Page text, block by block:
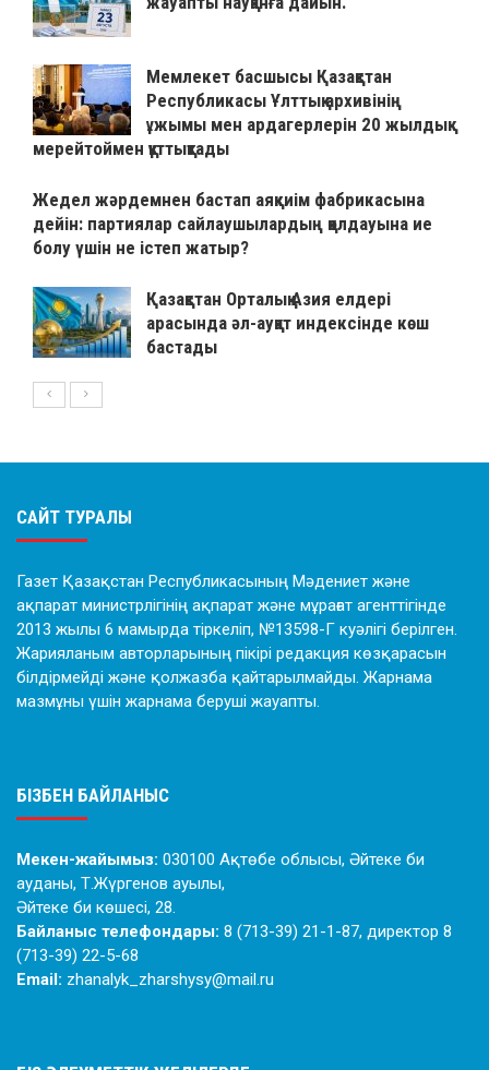
Мемлекет басшысы Қазақстан
Республикасы Ұлттық архивінің
ұжымы мен ардагерлерін 20 жылдық
мерейтоймен құттықтады
Жедел жәрдемнен бастап аяқкиім фабрикасына
дейін: партиялар сайлаушылардың қолдауына ие
болу үшін не істеп жатыр?
Қазақстан Орталық Азия елдері
арасында әл-ауқат индексінде көш
бастады
САЙТ ТУРАЛЫ
Газет Қазақстан Республикасының Мәдениет және
ақпарат министрлігінің ақпарат және мұрағат агенттігінде
2013 жылы 6 мамырда тіркеліп, №13598-Г куәлігі берілген.
Жарияланым авторларының пікірі редакция көзқарасын
білдірмейді және қолжазба қайтарылмайды. Жарнама
мазмұны үшін жарнама беруші жауапты.
БІЗБЕН БАЙЛАНЫС
Мекен-жайымыз: 030100 Ақтөбе облысы, Әйтеке би
ауданы, Т.Жүргенов ауылы,
Әйтеке би көшесі, 28.
Байланыс телефондары: 8 (713-39) 21-1-87, директор 8
(713-39) 22-5-68
Email: zhanalyk_zharshysy@mail.ru